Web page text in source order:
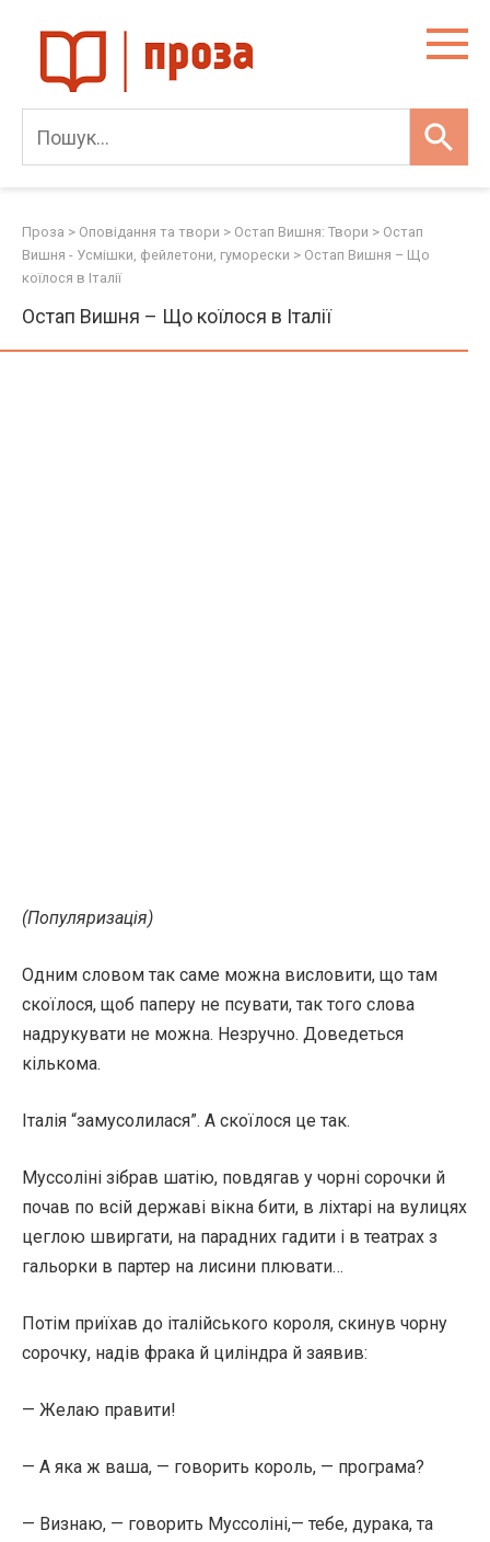
content
Проза > Оповідання та твори > Остап Вишня: Твори > Остап
Вишня - Усмішки, фейлетони, гуморески > Остап Вишня – Що
коїлося в Італії
Остап Вишня – Що коїлося в Італії
(Популяризація)
Одним словом так саме можна висловити, що там
скоїлося, щоб паперу не псувати, так того слова
надрукувати не можна. Незручно. Доведеться
кількома.
Італія “замусолилася”. А скоїлося це так.
Муссоліні зібрав шатію, повдягав у чорні сорочки й
почав по всій державі вікна бити, в ліхтарі на вулицях
цеглою швиргати, на парадних гадити і в театрах з
гальорки в партер на лисини плювати…
Потім приїхав до італійського короля, скинув чорну
сорочку, надів фрака й циліндра й заявив:
— Желаю правити!
— А яка ж ваша, — говорить король, — програма?
— Визнаю, — говорить Муссоліні,— тебе, дурака, та